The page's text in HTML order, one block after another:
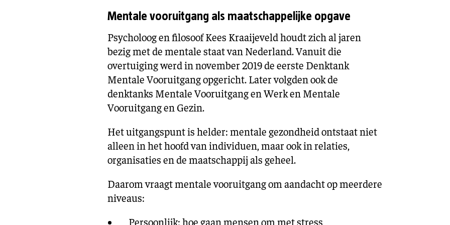
Mentale vooruitgang als maatschappelijke opgave
Psycholoog en filosoof Kees Kraaijeveld houdt zich al jaren
bezig met de mentale staat van Nederland. Vanuit die
overtuiging werd in november 2019 de eerste Denktank
Mentale Vooruitgang opgericht. Later volgden ook de
denktanks Mentale Vooruitgang en Werk en Mentale
Vooruitgang en Gezin.
Het uitgangspunt is helder: mentale gezondheid ontstaat niet
alleen in het hoofd van individuen, maar ook in relaties,
organisaties en de maatschappij als geheel.
Daarom vraagt mentale vooruitgang om aandacht op meerdere
niveaus:
Persoonlijk: hoe gaan mensen om met stress,